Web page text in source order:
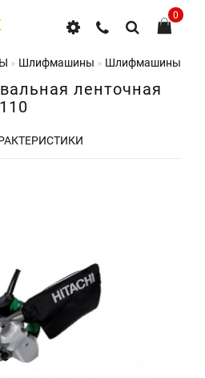
0
Шлифмашины Шлифмашины
ленточная